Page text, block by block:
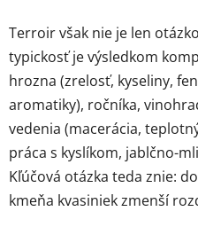
Terroir však nie je len
typickosť je výsledkom
hrozna (zrelosť, kyseliny,
aromatiky), ročníka,
vedenia (macerácia,
práca s kyslíkom, jablčno-
Kľúčová otázka teda znie:
kmeňa kvasiniek zmenší